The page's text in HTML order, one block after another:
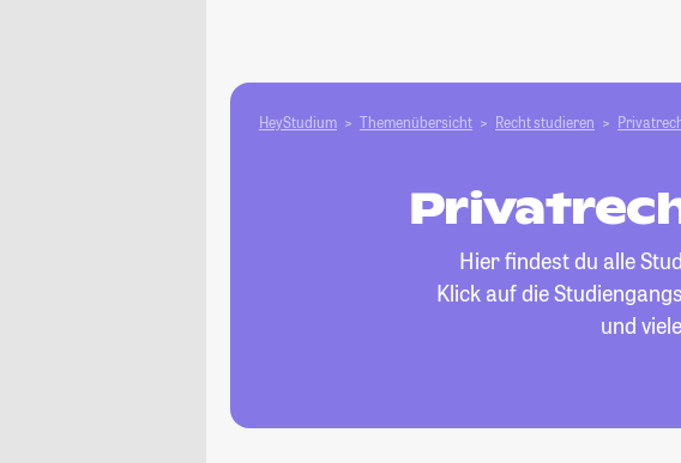
HeyStudium Themenübersicht Recht studieren
Hier findest du alle
Klick auf die
und